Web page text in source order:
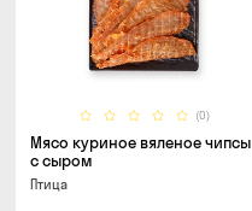
(0)
Мясо куриное вяленое чипсы
с сыром
Птица